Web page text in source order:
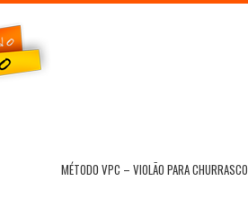
MÉTODO VPC – VIOLÃO PARA CHURRASCO